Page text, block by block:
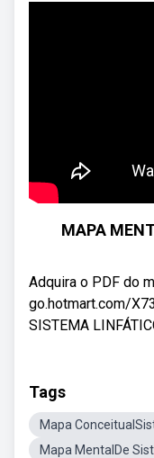
MAPA
Adquira o PDF do
go.hotmart.com/
SISTEMA
Tags
Mapa
Mapa MentalDe